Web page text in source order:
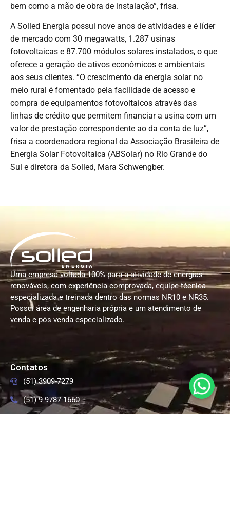
bem como a mão de obra de instalação”, frisa.
A Solled Energia possui nove anos de atividades e é líder
de mercado com 30 megawatts, 1.287 usinas
fotovoltaicas e 87.700 módulos solares instalados, o que
oferece a geração de ativos econômicos e ambientais
aos seus clientes. “O crescimento da energia solar no
meio rural é fomentado pela facilidade de acesso e
compra de equipamentos fotovoltaicos através das
linhas de crédito que permitem financiar a usina com um
valor de prestação correspondente ao da conta de luz”,
frisa a coordenadora regional da Associação Brasileira de
Energia Solar Fotovoltaica (ABSolar) no Rio Grande do
Sul e diretora da Solled, Mara Schwengber.
Uma empresa voltada 100% para a atividade de energias
renováveis, com experiência comprovada, equipe técnica
especializada e treinada dentro das normas NR10 e NR35.
Possui área de engenharia própria e um atendimento de
venda e pós venda especializado.
Contatos
(51) 3909-7279
(51) 9 9787-1660